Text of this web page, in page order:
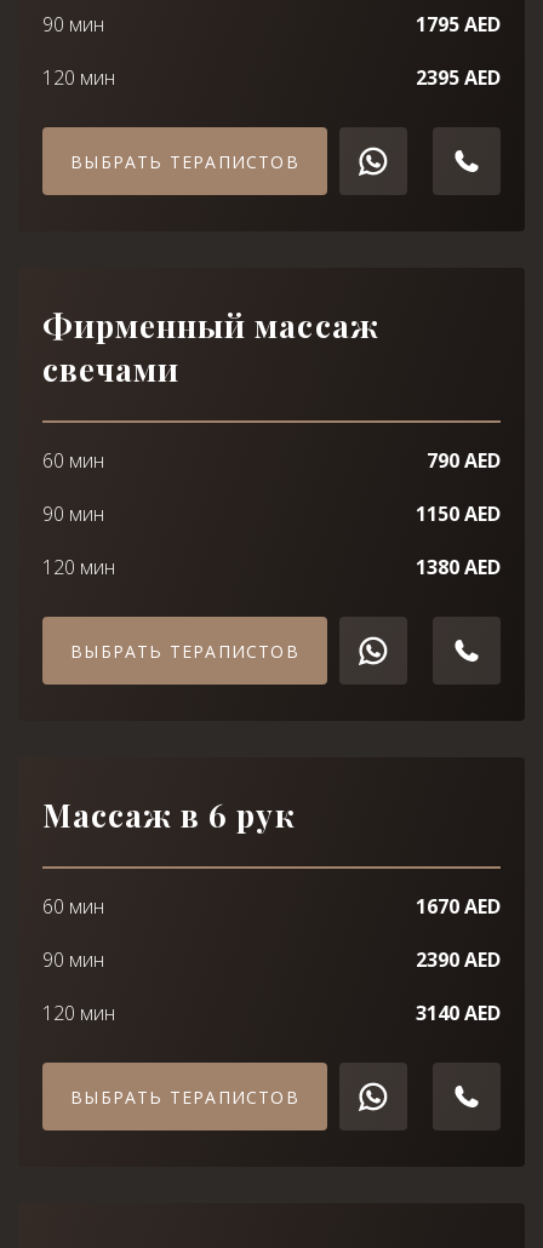
90 мин
1795 AED
120 мин
2395 AED
ВЫБРАТЬ ТЕРАПИСТОВ
Фирменный массаж
свечами
60 мин
790 AED
90 мин
1150 AED
120 мин
1380 AED
ВЫБРАТЬ ТЕРАПИСТОВ
Массаж в 6 рук
60 мин
1670 AED
90 мин
2390 AED
120 мин
3140 AED
ВЫБРАТЬ ТЕРАПИСТОВ